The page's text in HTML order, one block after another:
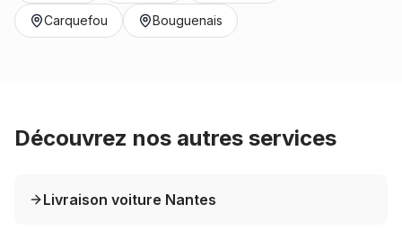
Carquefou Bouguenais
Découvrez nos autres services
Livraison voiture Nantes